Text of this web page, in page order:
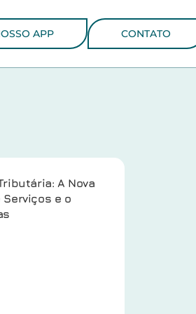
APP CONTATO
A Nova
e o